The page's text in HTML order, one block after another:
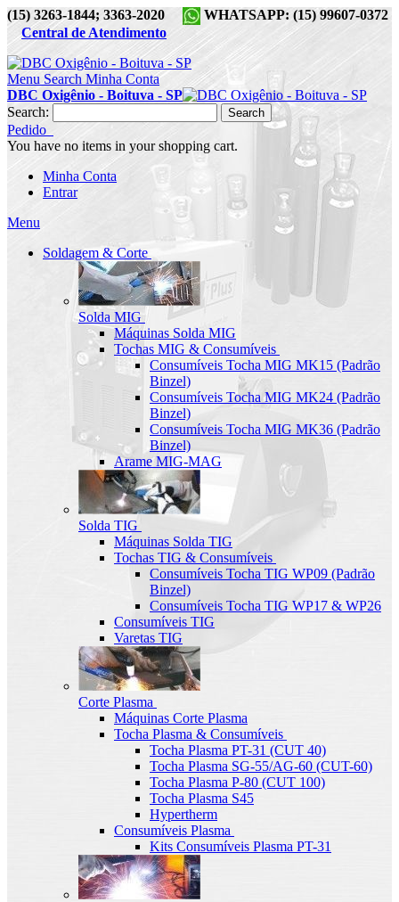
(15) 3263-1844; 3363-2020
WHATSAPP: (15) 99607-0372
Central de Atendimento
Menu Search Minha Conta
DBC Oxigênio - Boituva - SP
Search:
Search
Pedido
You have no items in your shopping cart.
Minha Conta
Entrar
Menu
Soldagem & Corte
Solda MIG
Máquinas Solda MIG
Tochas MIG & Consumíveis
Consumíveis Tocha MIG MK15 (Padrão
Binzel)
Consumíveis Tocha MIG MK24 (Padrão
Binzel)
Consumíveis Tocha MIG MK36 (Padrão
Binzel)
Arame MIG-MAG
Solda TIG
Máquinas Solda TIG
Tochas TIG & Consumíveis
Consumíveis Tocha TIG WP09 (Padrão
Binzel)
Consumíveis Tocha TIG WP17 & WP26
Consumíveis TIG
Varetas TIG
Corte Plasma
Máquinas Corte Plasma
Tocha Plasma & Consumíveis
Tocha Plasma PT-31 (CUT 40)
Tocha Plasma SG-55/AG-60 (CUT-60)
Tocha Plasma P-80 (CUT 100)
Tocha Plasma S45
Hypertherm
Consumíveis Plasma
Kits Consumíveis Plasma PT-31